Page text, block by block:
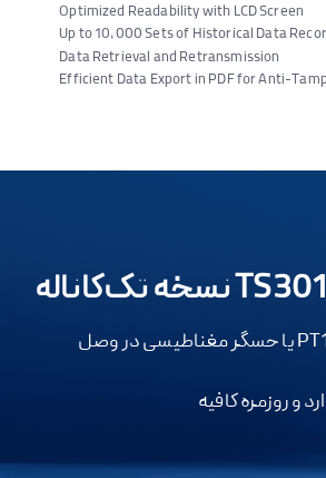
Optimized Readability with LCD Screen
Up to 10,000 Sets of Historical Data
Data Retrieval and Retransmission
Efficient Data Export in PDF for Anti-
نسخه تک‌کاناله TS301
به پروب دمایی PT100 یا حسگر مغناطیسی در وصل
و روزمره کافیه